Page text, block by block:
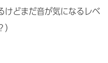
けどまだ音が気になるレベ